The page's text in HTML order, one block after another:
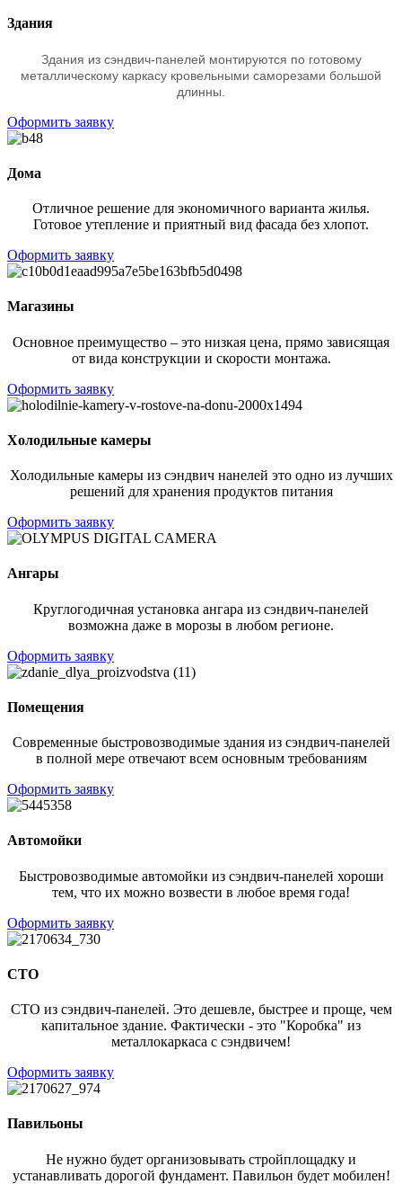
Здания
Здания из сэндвич-панелей монтируются по готовому
металлическому каркасу кровельными саморезами большой
длинны.
Оформить заявку
Дома
Отличное решение для экономичного варианта жилья.
Готовое утепление и приятный вид фасада без хлопот.
Оформить заявку
Магазины
Основное преимущество – это низкая цена, прямо зависящая
от вида конструкции и скорости монтажа.
Оформить заявку
Холодильные камеры
Холодильные камеры из сэндвич нанелей это одно из лучших
решений для хранения продуктов питания
Оформить заявку
Ангары
Круглогодичная установка ангара из сэндвич-панелей
возможна даже в морозы в любом регионе.
Оформить заявку
Помещения
Современные быстровозводимые здания из сэндвич-панелей
в полной мере отвечают всем основным требованиям
Оформить заявку
Автомойки
Быстровозводимые автомойки из сэндвич-панелей хороши
тем, что их можно возвести в любое время года!
Оформить заявку
СТО
СТО из сэндвич-панелей. Это дешевле, быстрее и проще, чем
капитальное здание. Фактически - это "Коробка" из
металлокаркаса с сэндвичем!
Оформить заявку
Павильоны
Не нужно будет организовывать стройплощадку и
устанавливать дорогой фундамент. Павильон будет мобилен!